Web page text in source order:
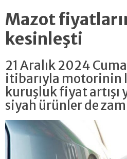
Mazot
kesinleşti
21 Aralık 2024
itibarıyla motorinin
kuruşluk fiyat artışı
siyah ürünler de